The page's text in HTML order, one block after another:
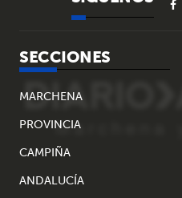
SECCIONES
MARCHENA
PROVINCIA
CAMPIÑA
ANDALUCÍA